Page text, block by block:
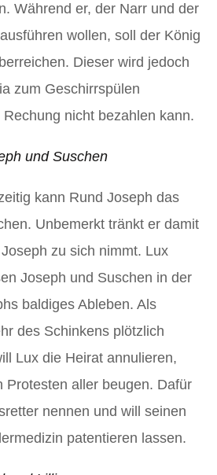
Während er, der Narr und der
wollen, soll der König
Dieser wird jedoch
zum Geschirrspülen
nicht bezahlen kann.
und Suschen
kann Rund Joseph das
Unbemerkt tränkt er damit
zu sich nimmt. Lux
Joseph und Suschen in der
baldiges Ableben. Als
des Schinkens plötzlich
Lux die Heirat annulieren,
Protesten aller beugen. Dafür
nennen und will seinen
patentieren lassen.